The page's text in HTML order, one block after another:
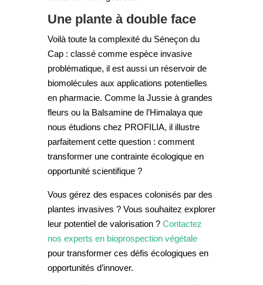
Une plante à double face
Voilà toute la complexité du Séneçon du
Cap : classé comme espèce invasive
problématique, il est aussi un réservoir de
biomolécules aux applications potentielles
en pharmacie. Comme la Jussie à grandes
fleurs ou la Balsamine de l’Himalaya que
nous étudions chez PROFILIA, il illustre
parfaitement cette question : comment
transformer une contrainte écologique en
opportunité scientifique ?
Vous gérez des espaces colonisés par des
plantes invasives ? Vous souhaitez explorer
leur potentiel de valorisation ? Contactez
nos experts en bioprospection végétale
pour transformer ces défis écologiques en
opportunités d’innover.